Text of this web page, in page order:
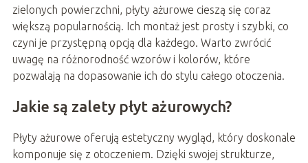
zielonych powierzchni, płyty ażurowe cieszą się coraz
większą popularnością. Ich montaż jest prosty i szybki, co
czyni je przystępną opcją dla każdego. Warto zwrócić
uwagę na różnorodność wzorów i kolorów, które
pozwalają na dopasowanie ich do stylu całego otoczenia.
Jakie są zalety płyt ażurowych?
Płyty ażurowe oferują estetyczny wygląd, który doskonale
komponuje się z otoczeniem. Dzięki swojej strukturze,